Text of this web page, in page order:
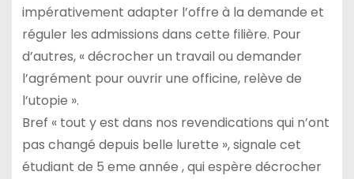
impérativement adapter l’offre à la demande et
réguler les admissions dans cette filière. Pour
d’autres, « décrocher un travail ou demander
l’agrément pour ouvrir une officine, relève de
l’utopie ».
Bref « tout y est dans nos revendications qui n’ont
pas changé depuis belle lurette », signale cet
étudiant de 5 eme année , qui espère décrocher